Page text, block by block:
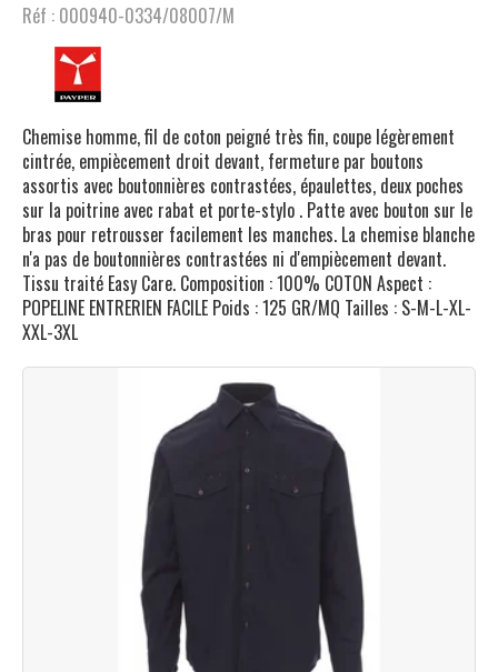
Réf : 000940-0334/08007/M
Chemise homme, fil de coton peigné très fin, coupe légèrement
cintrée, empiècement droit devant, fermeture par boutons
assortis avec boutonnières contrastées, épaulettes, deux poches
sur la poitrine avec rabat et porte-stylo . Patte avec bouton sur le
bras pour retrousser facilement les manches. La chemise blanche
n'a pas de boutonnières contrastées ni d'empiècement devant.
Tissu traité Easy Care. Composition : 100% COTON Aspect :
POPELINE ENTRERIEN FACILE Poids : 125 GR/MQ Tailles : S-M-L-XL-
XXL-3XL